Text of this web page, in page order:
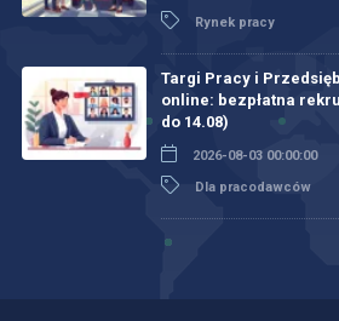
Rynek pracy
Targi Pracy i
online: bezpłatna
do 14.08)
2026-08-03 00:00:00
Dla pracodawców